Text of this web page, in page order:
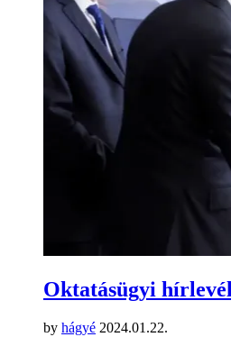
Oktatásügyi
by hágyé 2024.01.22.